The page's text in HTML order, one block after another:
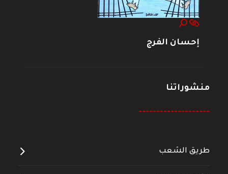
إحسان الفرج
منشوراتنا
--------------------
طريق الشعب